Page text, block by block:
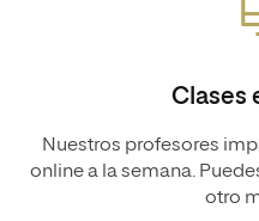
Clases
Nuestros profesores
online a la semana.
otro